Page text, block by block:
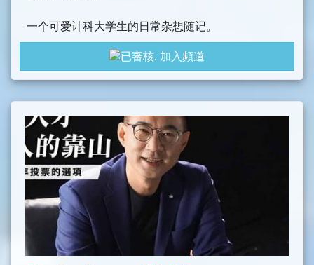
一个可爱计科大学生的日常杂想随记。
一些日常的碎碎念、一些心情记录以及杂想。
一些音乐和资源推荐。
加入頻道